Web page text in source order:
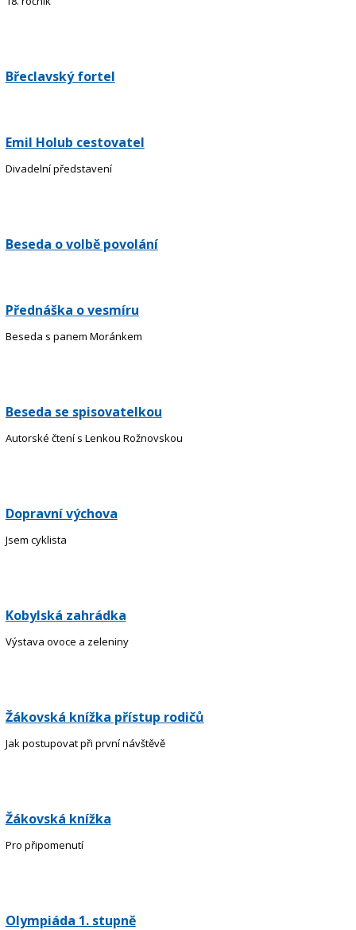
Břeclavský fortel
Emil Holub cestovatel
Divadelní představení
Beseda o volbě povolání
Přednáška o vesmíru
Beseda s panem Moránkem
Beseda se spisovatelkou
Autorské čtení s Lenkou Rožnovskou
Dopravní výchova
Jsem cyklista
Kobylská zahrádka
Výstava ovoce a zeleniny
Žákovská knížka přístup rodičů
Jak postupovat při první návštěvě
Žákovská knížka
Pro připomenutí
Olympiáda 1. stupně